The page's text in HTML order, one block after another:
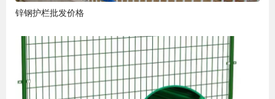
锌钢护栏批发价格